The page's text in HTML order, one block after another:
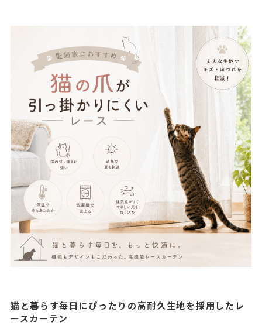
猫と暮らす毎日にぴったりの高耐久生地を採用したレ
ースカーテン